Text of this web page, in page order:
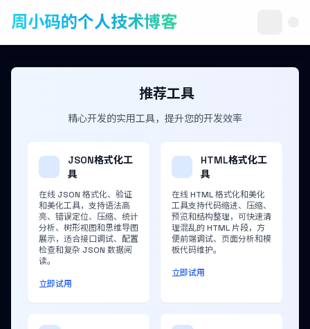
周小码的个人技术博客
推荐工具
精心开发的实用工具，提升您的开发效率
JSON格式化工
具
在线 JSON 格式化、验证
和美化工具，支持语法高
亮、错误定位、压缩、统计
分析、树形视图和思维导图
展示，适合接口调试、配置
检查和复杂 JSON 数据阅
读。
立即试用
HTML格式化工
具
在线 HTML 格式化和美化
工具支持代码缩进、压缩、
预览和结构整理，可快速清
理混乱的 HTML 片段，方
便前端调试、页面分析和模
板代码维护。
立即试用